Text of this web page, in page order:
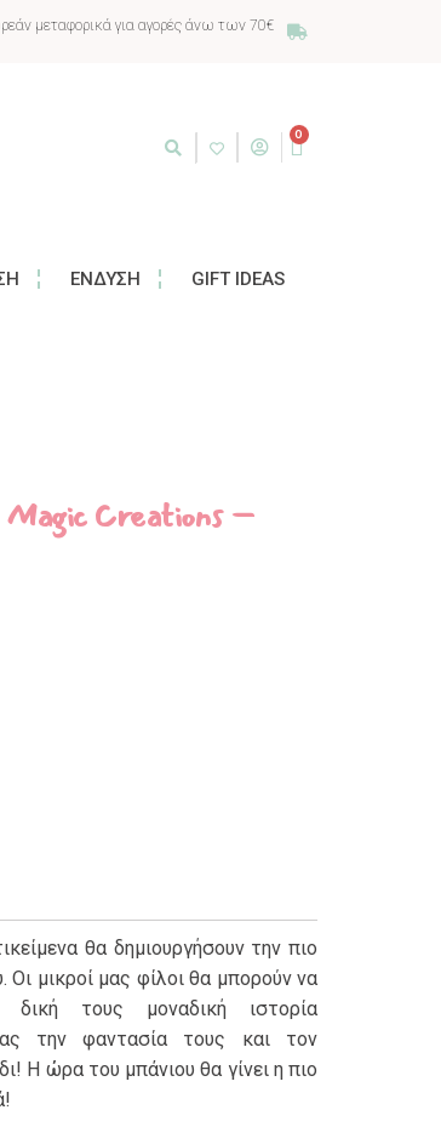
μεταφορικά για αγορές άνω των 70€
0
ΈΝΔΥΣΗ GIFT IDEAS
Magic Creations –
θα δημιουργήσουν την πιο
μικροί μας φίλοι θα μπορούν να
δική τους μοναδική ιστορία
την φαντασία τους και τον
Η ώρα του μπάνιου θα γίνει η πιο